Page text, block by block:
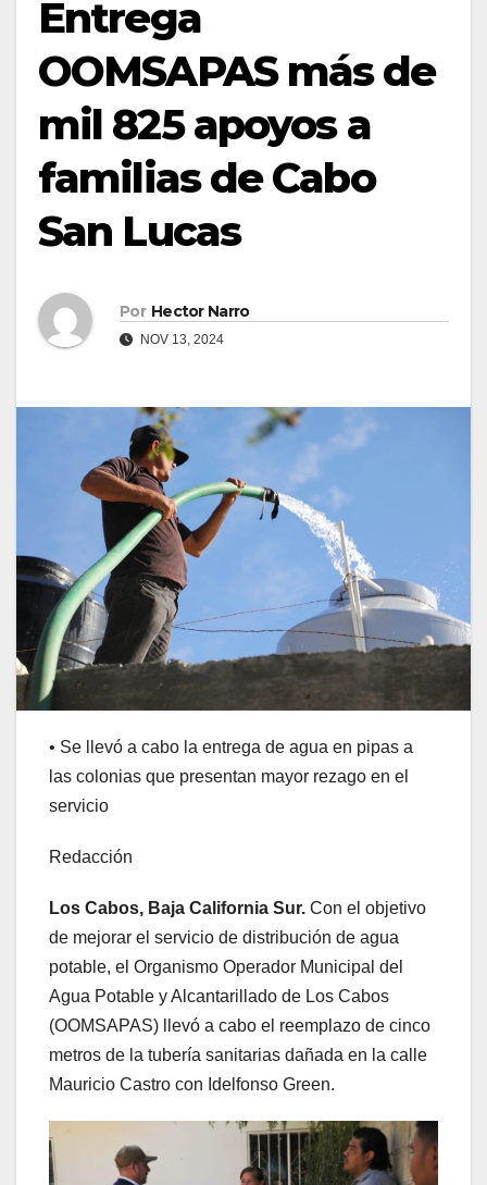
Entrega
OOMSAPAS más de
mil 825 apoyos a
familias de Cabo
San Lucas
Por Hector Narro
NOV 13, 2024
• Se llevó a cabo la entrega de agua en pipas a
las colonias que presentan mayor rezago en el
servicio
Redacción
Los Cabos, Baja California Sur. Con el objetivo
de mejorar el servicio de distribución de agua
potable, el Organismo Operador Municipal del
Agua Potable y Alcantarillado de Los Cabos
(OOMSAPAS) llevó a cabo el reemplazo de cinco
metros de la tubería sanitarias dañada en la calle
Mauricio Castro con Idelfonso Green.